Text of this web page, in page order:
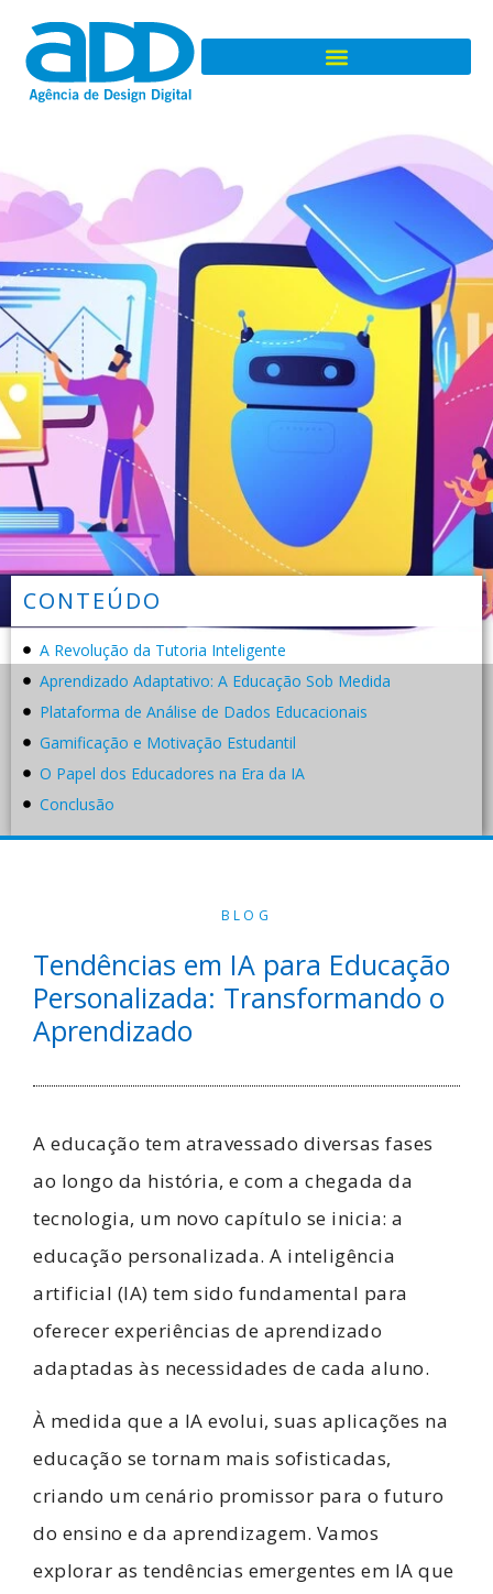
CONTEÚDO
A Revolução da Tutoria Inteligente
Aprendizado Adaptativo: A Educação Sob Medida
Plataforma de Análise de Dados Educacionais
Gamificação e Motivação Estudantil
O Papel dos Educadores na Era da IA
Conclusão
BLOG
Tendências em IA para Educação
Personalizada: Transformando o
Aprendizado
A educação tem atravessado diversas fases
ao longo da história, e com a chegada da
tecnologia, um novo capítulo se inicia: a
educação personalizada. A inteligência
artificial (IA) tem sido fundamental para
oferecer experiências de aprendizado
adaptadas às necessidades de cada aluno.
À medida que a IA evolui, suas aplicações na
educação se tornam mais sofisticadas,
criando um cenário promissor para o futuro
do ensino e da aprendizagem. Vamos
explorar as tendências emergentes em IA que